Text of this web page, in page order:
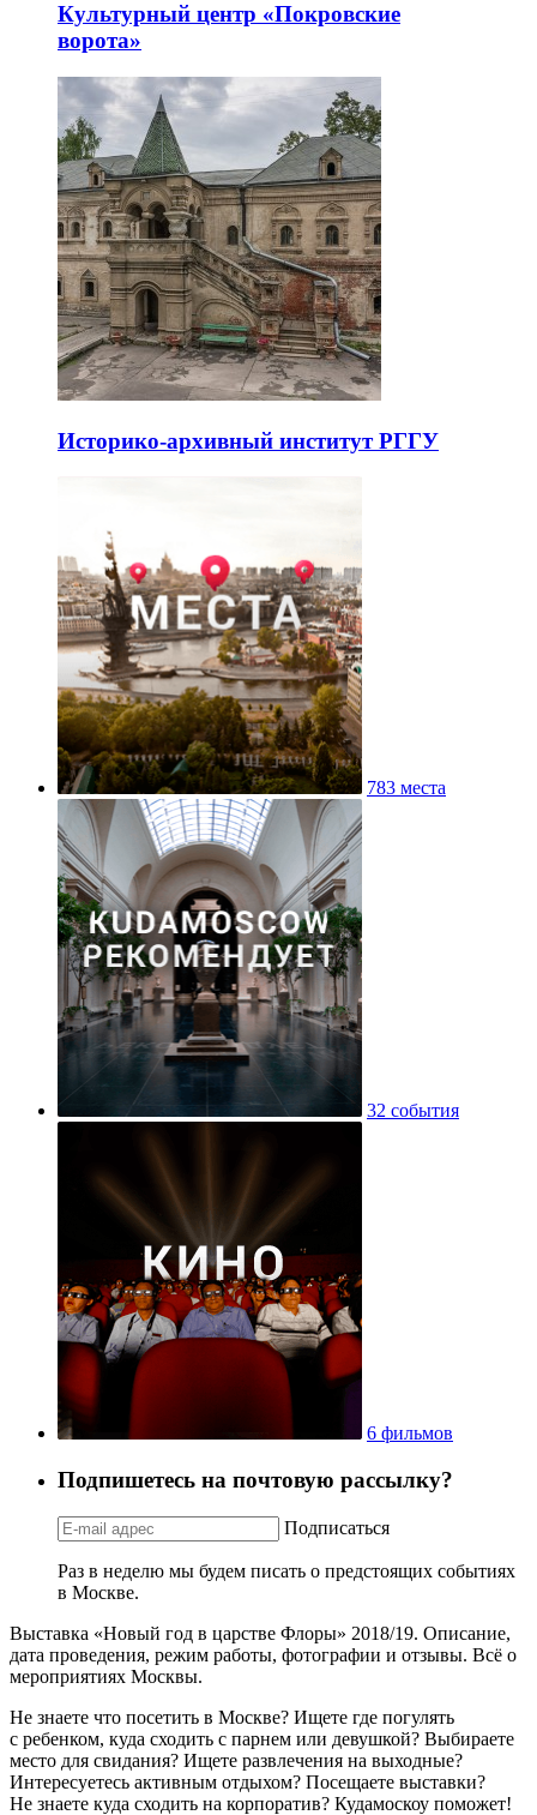
Культурный центр «Покровские
ворота»
Историко-архивный институт РГГУ
783 места
32 события
6 фильмов
Подпишетесь на почтовую рассылку?
Подписаться
Раз в неделю мы будем писать о предстоящих событиях
в Москве.
Выставка «Новый год в царстве Флоры» 2018/19. Описание,
дата проведения, режим работы, фотографии и отзывы. Всё о
мероприятиях Москвы.
Не знаете что посетить в Москве? Ищете где погулять
с ребенком, куда сходить с парнем или девушкой? Выбираете
место для свидания? Ищете развлечения на выходные?
Интересуетесь активным отдыхом? Посещаете выставки?
Не знаете куда сходить на корпоратив? Кудамоскоу поможет!